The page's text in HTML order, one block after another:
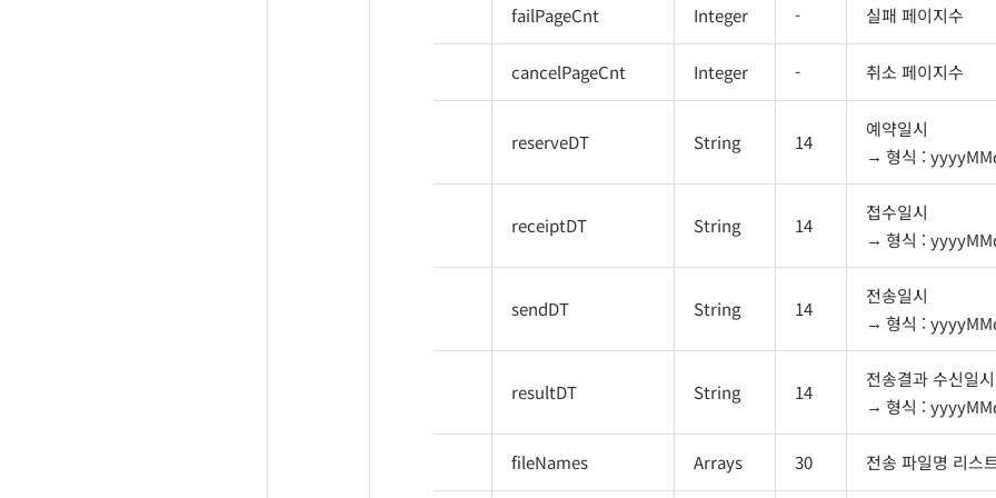
failPageCnt Integer - 실패 페이지수
cancelPageCnt Integer - 취소 페이지수
reserveDT String 14
예약일시
형식 :
receiptDT String 14
접수일시
형식 :
sendDT String 14
전송일시
형식 :
resultDT String 14
전송결과 수신일시
형식 :
fileNames Arrays 30 전송 파일명 리스